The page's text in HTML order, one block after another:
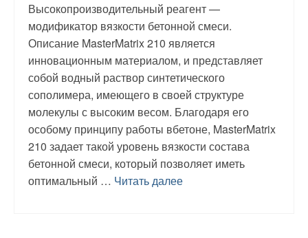
Высокопроизводительный реагент —
модификатор вязкости бетонной смеси.
Описание MasterMatrix 210 является
инновационным материалом, и представляет
собой водный раствор синтетического
сополимера, имеющего в своей структуре
молекулы с высоким весом. Благодаря его
особому принципу работы вбетоне, MasterMatrix
210 задает такой уровень вязкости состава
бетонной смеси, который позволяет иметь
оптимальный … Читать далее